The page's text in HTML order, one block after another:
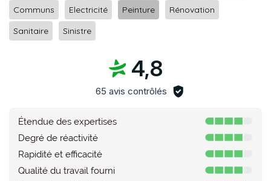
Communs
Electricité Peinture
Rénovation
Sanitaire
Sinistre
4,8
65 avis contrôlés
Étendue des expertises
Degré de réactivité
Rapidité et efficacité
Qualité du travail fourni